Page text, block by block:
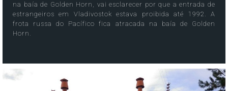
na baía de Golden Horn, vai esclarecer por que a entrada de
estrangeiros em Vladivostok estava proibida até 1992. A
frota russa do Pacífico fica atracada na baía de Golden
Horn.